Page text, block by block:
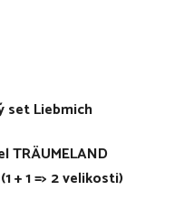
set Liebmich
TRÄUMELAND
+ 1 => 2 velikosti)